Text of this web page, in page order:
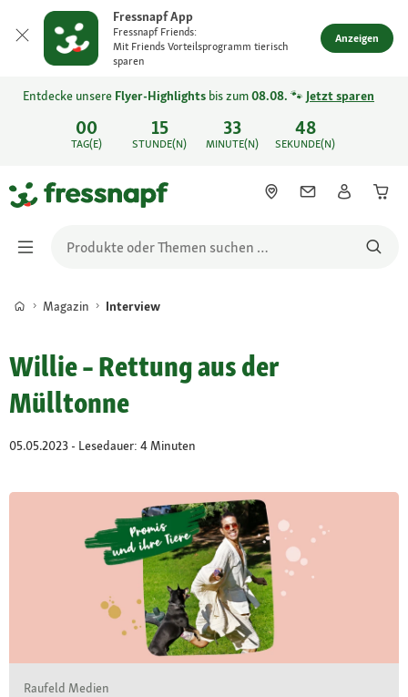
Fressnapf App
Fressnapf Friends:
Mit Friends Vorteilsprogramm tierisch
sparen
Anzeigen
00
TAG(E)
15
STUNDE(N)
33
MINUTE(N)
48
SEKUNDE(N)
Entdecke unsere Flyer-Highlights bis zum08.08. 🐾 Jetzt sparen
Magazin Interview
Willie – Rettung aus der
Mülltonne
05.05.2023 - Lesedauer: 4 Minuten
Raufeld Medien